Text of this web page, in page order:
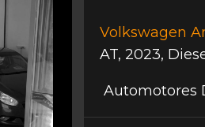
Volkswagen
AT, 2023,
Automotores